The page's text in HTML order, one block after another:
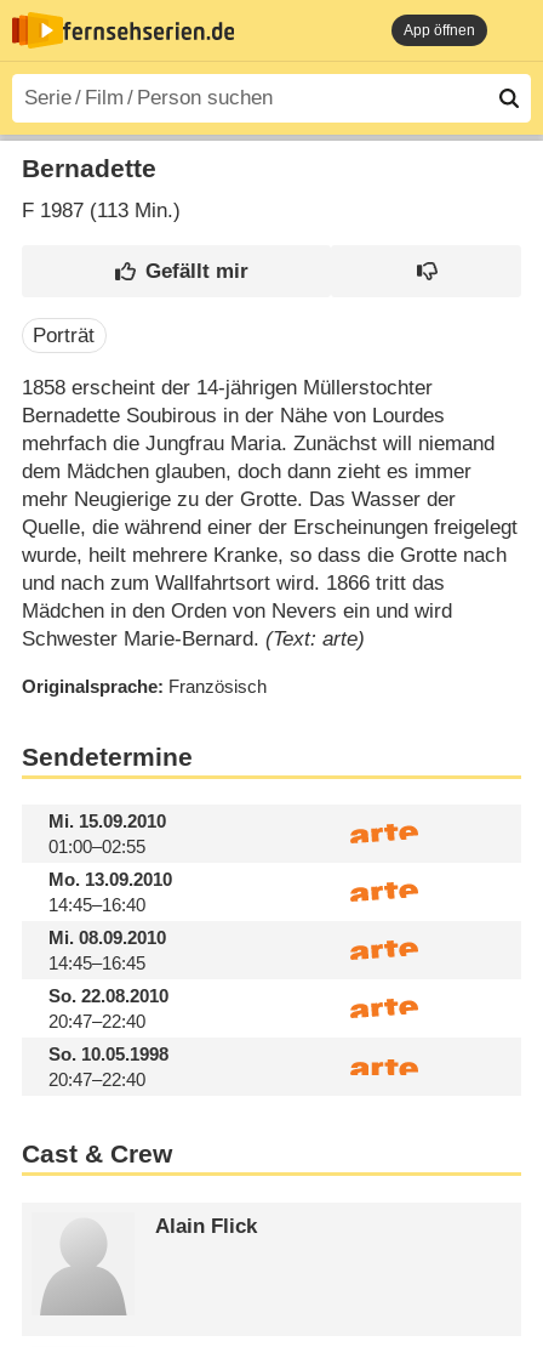
App öffnen
Bernadette
F1987 (113 Min.)
Porträt
1858 erscheint der 14-jährigen Müllerstochter
Bernadette Soubirous in der Nähe von Lourdes
mehrfach die Jungfrau Maria. Zunächst will niemand
dem Mädchen glauben, doch dann zieht es immer
mehr Neugierige zu der Grotte. Das Wasser der
Quelle, die während einer der Erscheinungen freigelegt
wurde, heilt mehrere Kranke, so dass die Grotte nach
und nach zum Wallfahrtsort wird. 1866 tritt das
Mädchen in den Orden von Nevers ein und wird
Schwester Marie-Bernard. (Text: arte)
Originalsprache Französisch
Sendetermine
Mi.15.09.2010
01:00–02:55
Mo.13.09.2010
14:45–16:40
Mi.08.09.2010
14:45–16:45
So.22.08.2010
20:47–22:40
So.10.05.1998
20:47–22:40
Cast & Crew
Alain Flick